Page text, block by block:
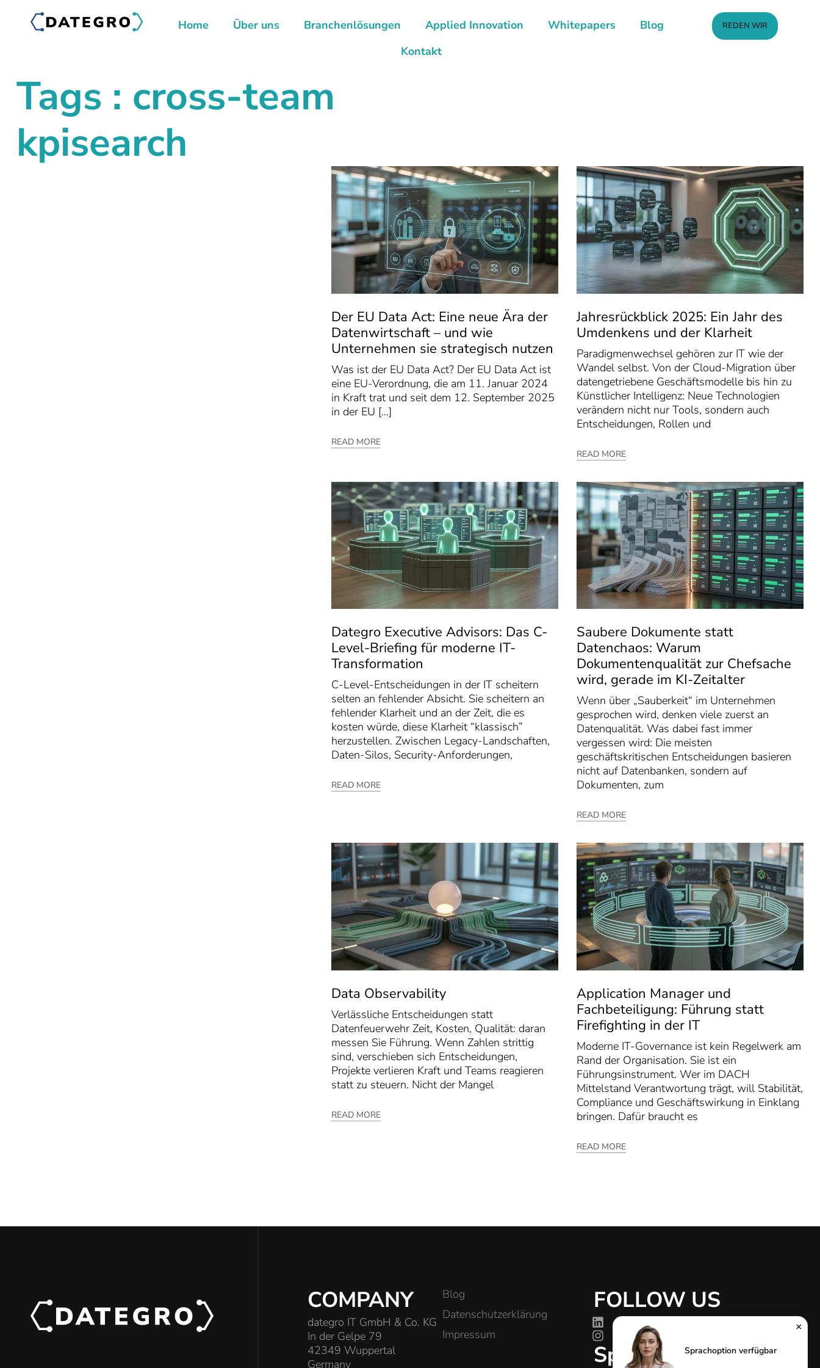
Home Über uns Branchenlösungen Applied Innovation Whitepapers
Blog
Kontakt
REDEN WIR
Tags : cross-team
kpisearch
Der EU Data Act: Eine neue Ära der
Datenwirtschaft – und wie
Unternehmen sie strategisch nutzen
Was ist der EU Data Act? Der EU Data Act ist
eine EU-Verordnung, die am 11. Januar 2024
in Kraft trat und seit dem 12. September 2025
in der EU […]
READ MORE
Jahresrückblick 2025: Ein Jahr des
Umdenkens und der Klarheit
Paradigmenwechsel gehören zur IT wie der
Wandel selbst. Von der Cloud-Migration über
datengetriebene Geschäftsmodelle bis hin zu
Künstlicher Intelligenz: Neue Technologien
verändern nicht nur Tools, sondern auch
Entscheidungen, Rollen und
READ MORE
Dategro Executive Advisors: Das C-
Level-Briefing für moderne IT-
Transformation
C-Level-Entscheidungen in der IT scheitern
selten an fehlender Absicht. Sie scheitern an
fehlender Klarheit und an der Zeit, die es
kosten würde, diese Klarheit “klassisch”
herzustellen. Zwischen Legacy-Landschaften,
Daten-Silos, Security-Anforderungen,
READ MORE
Saubere Dokumente statt
Datenchaos: Warum
Dokumentenqualität zur Chefsache
wird, gerade im KI-Zeitalter
Wenn über „Sauberkeit“ im Unternehmen
gesprochen wird, denken viele zuerst an
Datenqualität. Was dabei fast immer
vergessen wird: Die meisten
geschäftskritischen Entscheidungen basieren
nicht auf Datenbanken, sondern auf
Dokumenten, zum
READ MORE
Data Observability
Verlässliche Entscheidungen statt
Datenfeuerwehr Zeit, Kosten, Qualität: daran
messen Sie Führung. Wenn Zahlen strittig
sind, verschieben sich Entscheidungen,
Projekte verlieren Kraft und Teams reagieren
statt zu steuern. Nicht der Mangel
READ MORE
Application Manager und
Fachbeteiligung: Führung statt
Firefighting in der IT
Moderne IT-Governance ist kein Regelwerk am
Rand der Organisation. Sie ist ein
Führungsinstrument. Wer im DACH
Mittelstand Verantwortung trägt, will Stabilität,
Compliance und Geschäftswirkung in Einklang
bringen. Dafür braucht es
READ MORE
COMPANY
dategro IT GmbH & Co. KG
In der Gelpe 79
42349 Wuppertal
Germany
Blog
Datenschutzerklärung
Impressum
FOLLOW US
Sprachen
×
Sprachoption verfügbar